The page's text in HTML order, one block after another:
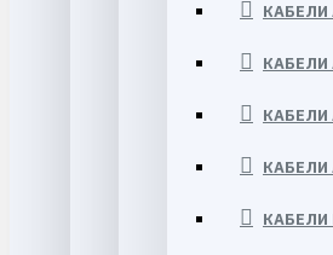
КАБЕЛИ
КАБЕЛИ
КАБЕЛИ
КАБЕЛИ
КАБЕЛИ